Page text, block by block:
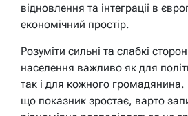
відновлення та інтеграції в
економічний простір.
Розуміти сильні та слабкі
населення важливо як для
так і для кожного
що показник зростає, варто